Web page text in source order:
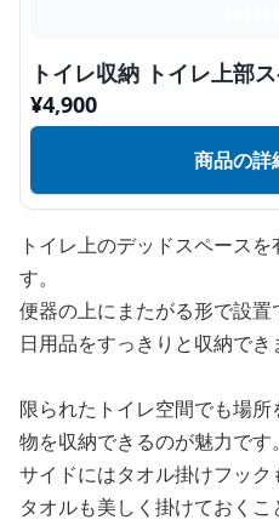
トイレ収納 トイレ上部
¥4,900
商品の詳
トイレ上のデッドスペース
す。
便器の上にまたがる形で設
日用品をすっきりと収納でき
限られたトイレ空間でも場
物を収納できるのが魅力です。
サイドにはタオル掛けフッ
タオルも美しく掛けておくこ